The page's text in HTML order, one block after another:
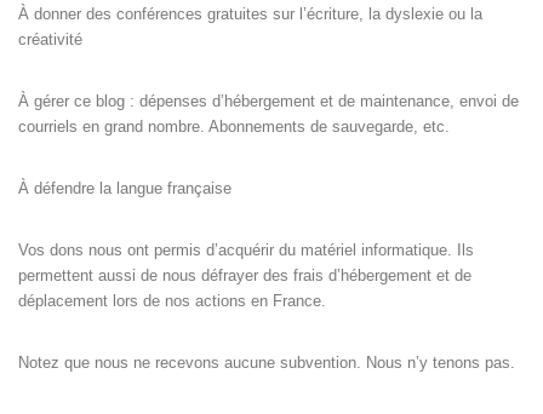
À donner des conférences gratuites sur l’écriture, la dyslexie ou la
créativité
À gérer ce blog : dépenses d’hébergement et de maintenance, envoi de
courriels en grand nombre. Abonnements de sauvegarde, etc.
À défendre la langue française
Vos dons nous ont permis d’acquérir du matériel informatique. Ils
permettent aussi de nous défrayer des frais d’hébergement et de
déplacement lors de nos actions en France.
Notez que nous ne recevons aucune subvention. Nous n’y tenons pas.